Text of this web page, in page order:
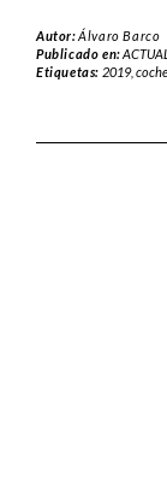
ruido por
Autor:Álvaro Barco
Publicado en:
Etiquetas: 2019,